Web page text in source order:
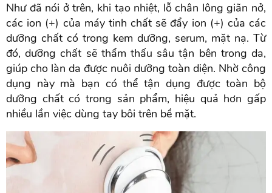
Như đã nói ở trên, khi tạo nhiệt, lỗ chân lông giãn nở,
các ion (+) của máy tinh chất sẽ đẩy ion (+) của các
dưỡng chất có trong kem dưỡng, serum, mặt nạ. Từ
đó, dưỡng chất sẽ thẩm thấu sâu tận bên trong da,
giúp cho làn da được nuôi dưỡng toàn diện. Nhờ công
dụng này mà bạn có thể tận dụng được toàn bộ
dưỡng chất có trong sản phẩm, hiệu quả hơn gấp
nhiều lần việc dùng tay bôi trên bề mặt.